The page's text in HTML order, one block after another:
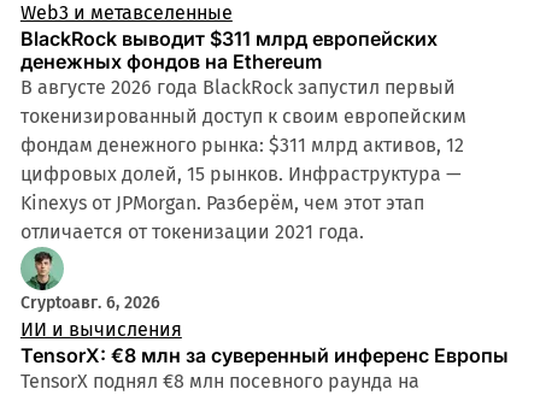
Web3 и метавселенные
BlackRock выводит $311 млрд европейских
денежных фондов на Ethereum
В августе 2026 года BlackRock запустил первый
токенизированный доступ к своим европейским
фондам денежного рынка: $311 млрд активов, 12
цифровых долей, 15 рынков. Инфраструктура —
Kinexys от JPMorgan. Разберём, чем этот этап
отличается от токенизации 2021 года.
Cryptoавг. 6, 2026
ИИ и вычисления
TensorX: €8 млн за суверенный инференс Европы
TensorX поднял €8 млн посевного раунда на